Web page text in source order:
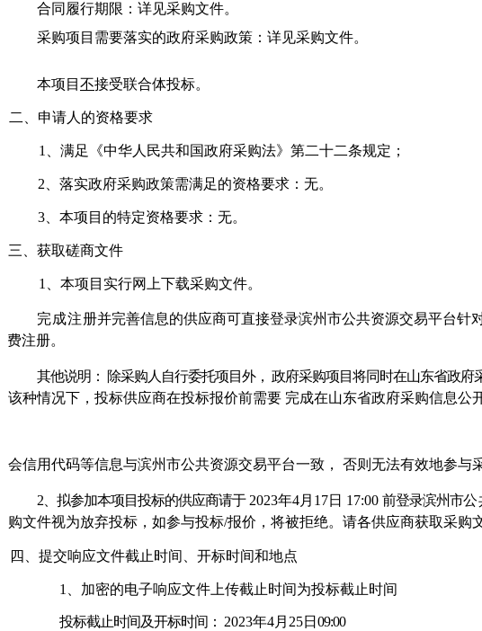
合同履行期限：详见采购文件。
采购项目需要落实的政府采购政策：详见采购文件。
本项 目 不接受联合体投标。
二、申请人 的资格要求
1、满足《中华人民共和国政府采购法》第二十二条规定；
2 落实政府采购政策需满足的资格要求：无。
3 、本项目的特定资格要求：无。
三、获取磋商文件
1、本项 目实行网上下载采购文件。
完成注册并完善信息的供应商可直接登录滨州市公共资源交易平台针
费注册。
其他说明： 除采购人自行委托项目外， 政府采购项目将同时在山东省政府
该种情况下 ， 投标供应商在投标报价前需要 完成在山东省政府采购信息公
会信用代码等信息与滨州市公共资源交易平台一致， 否则无法有效地参与
2 拟参加本项目投标的供应商请于 2023年4月17日 17:00 前登录滨州市公
购文件视为放弃投标，如参与投标/报价，将被拒绝。 请各供应商获取采购
四、提交响应文件截止时间、开标时间和地点
1、加密的电子响应文件 上传截止时间为投标截止时间
投标截止时间及开标时间： 2023年4月25日 09:00